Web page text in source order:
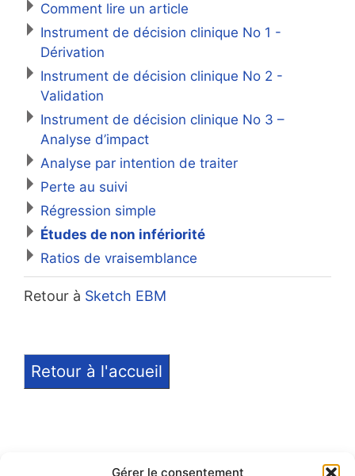
Gérer le consentement
Comment lire un article
Instrument de décision clinique No 1 -
Dérivation
Instrument de décision clinique No 2 -
Validation
Instrument de décision clinique No 3 –
Analyse d’impact
Analyse par intention de traiter
Perte au suivi
Régression simple
Études de non infériorité
Ratios de vraisemblance
Retour à Sketch EBM
Retour à l'accueil